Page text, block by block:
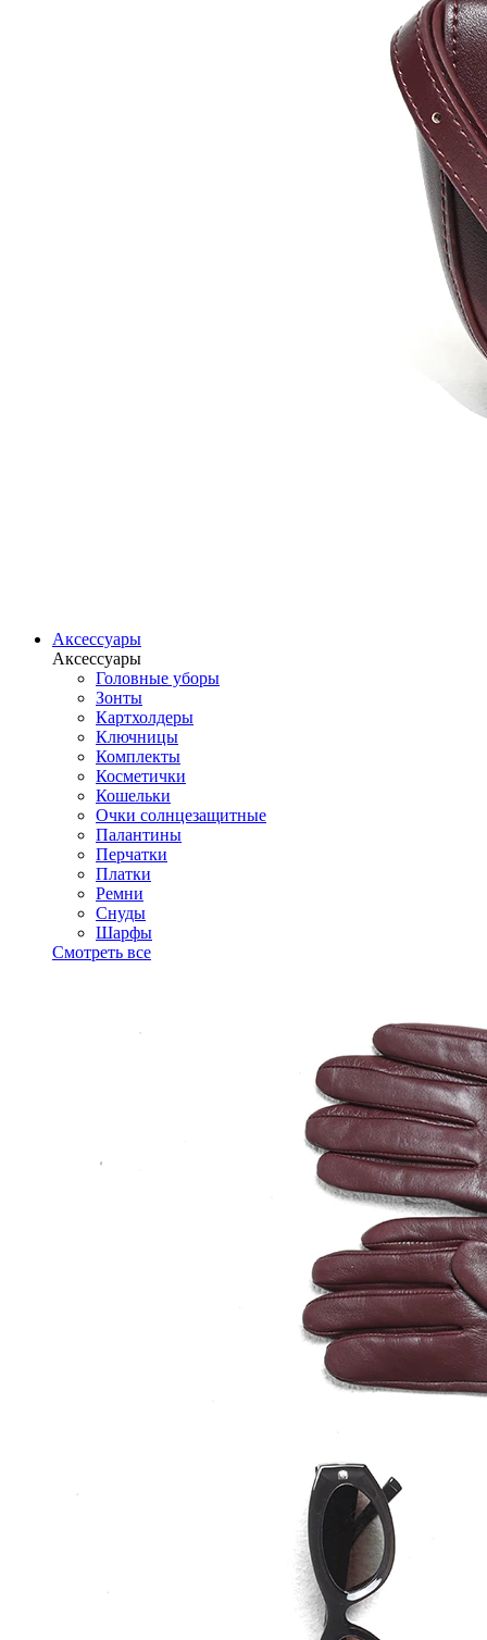
Аксессуары
Аксессуары
Головные уборы
Зонты
Картхолдеры
Ключницы
Комплекты
Косметички
Кошельки
Очки солнцезащитные
Палантины
Перчатки
Платки
Ремни
Снуды
Шарфы
Смотреть все